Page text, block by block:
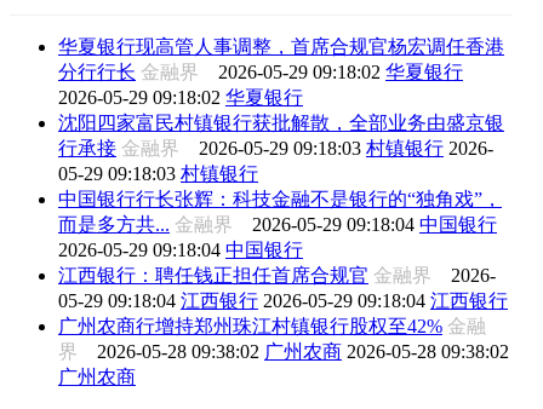
华夏银行现高管人事调整，首席合规官杨宏调任香港
分行行长 金融界 2026-05-29 09:18:02 华夏银行
2026-05-29 09:18:02 华夏银行
沈阳四家富民村镇银行获批解散，全部业务由盛京银
行承接 金融界 2026-05-29 09:18:03 村镇银行 2026-
05-29 09:18:03 村镇银行
中国银行行长张辉：科技金融不是银行的“独角戏”，
而是多方共... 金融界 2026-05-29 09:18:04 中国银行
2026-05-29 09:18:04 中国银行
江西银行：聘任钱正担任首席合规官 金融界 2026-
05-29 09:18:04 江西银行 2026-05-29 09:18:04 江西银行
广州农商行增持郑州珠江村镇银行股权至42% 金融
界 2026-05-28 09:38:02 广州农商 2026-05-28 09:38:02
广州农商